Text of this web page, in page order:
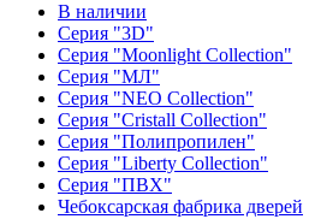
В наличии
Серия "3D"
Серия "Moonlight Collection"
Серия "МЛ"
Серия "NEO Collection"
Серия "Cristall Collection"
Серия "Полипропилен"
Серия "Liberty Collection"
Серия "ПВХ"
Чебоксарская фабрика дверей